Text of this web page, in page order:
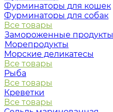
Фурминаторы для кошек
Фурминаторы для собак
Все товары
Замороженные продукты
Морепродукты
Морские деликатесы
Все товары
Рыба
Все товары
Креветки
Все товары